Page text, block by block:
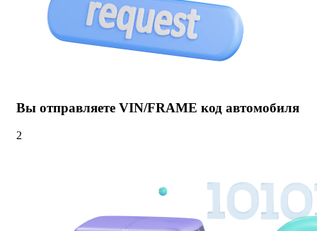
Вы отправляете VIN/FRAME код автомобиля
2